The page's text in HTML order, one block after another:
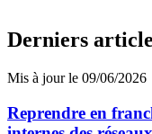
Derniers
Mis à jour le 09/06/2026
Reprendre en